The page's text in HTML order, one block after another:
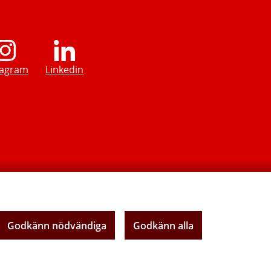
Godkänn nödvändiga Godkänn alla
Linkedin